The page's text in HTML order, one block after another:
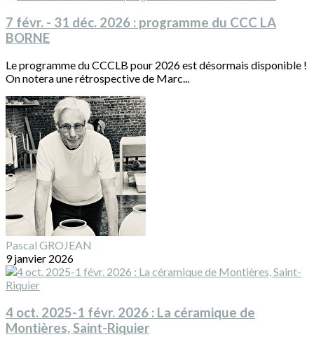
7 févr. - 31 déc. 2026 : programme du CCC LA
BORNE
Le programme du CCCLB pour 2026 est désormais disponible !
On notera une rétrospective de Marc...
Pascal GROJEAN
9 janvier 2026
4 oct. 2025-1 févr. 2026 : La céramique de
Montières, Saint-Riquier